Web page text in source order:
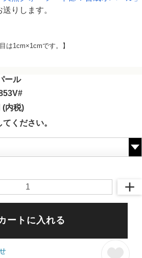
りします。
は1cm×1cmです。】
ール
(内税)
ください。
ートに入れる